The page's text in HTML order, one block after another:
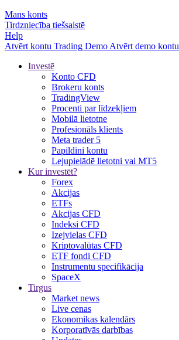
Mans konts
Tirdzniecība tiešsaistē
Help
Atvērt kontu Trading Demo Atvērt demo kontu
Investē
Konto CFD
Brokeru konts
TradingView
Procenti par līdzekļiem
Mobilā lietotne
Profesionāls klients
Meta trader 5
Papildini kontu
Lejupielādē lietotni vai MT5
Kur investēt?
Forex
Akcijas
ETFs
Akcijas CFD
Indeksi CFD
Izejvielas CFD
Kriptovalūtas CFD
ETF fondi CFD
Instrumentu specifikācija
SpaceX
Tirgus
Market news
Live cenas
Ekonomikas kalendārs
Korporatīvās darbības